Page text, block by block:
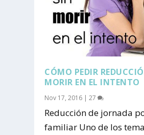
CÓMO PEDIR
MORIR EN EL INTENTO
Nov 17, 2016 |27
Reducción de jornada
familiar Uno de los